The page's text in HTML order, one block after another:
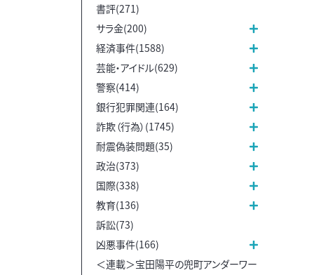
書評(271)
サラ金(200)
経済事件(1588)
芸能・アイドル(629)
警察(414)
銀行犯罪関連(164)
詐欺（行為）(1745)
耐震偽装問題(35)
政治(373)
国際(338)
教育(136)
訴訟(73)
凶悪事件(166)
＜連載＞宝田陽平の兜町アンダーワー